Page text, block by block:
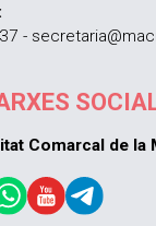
-
Comarcal de la